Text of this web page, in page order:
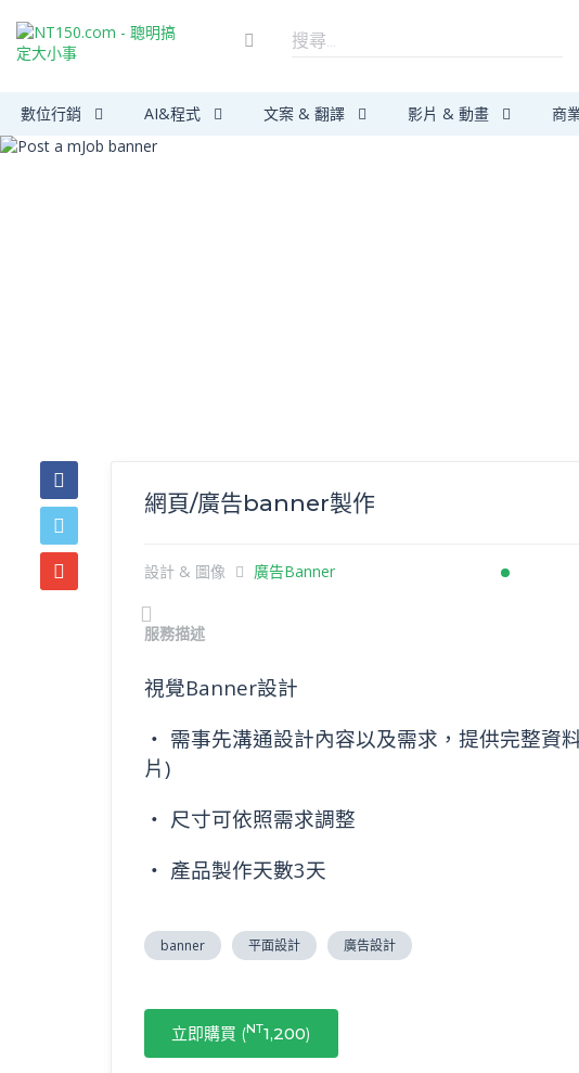
數位行銷 AI&程式 文案 & 翻譯 影片 & 動畫 商
網頁/廣告banner製作
設計 & 圖像 廣告Banner
Previous
服務描述
視覺Banner設計
‧ 需事先溝通設計內容以及需求，提供完整資
片)
‧ 尺寸可依照需求調整
‧ 產品製作天數3天
banner 平面設計 廣告設計
立即購買 (NT1,200)